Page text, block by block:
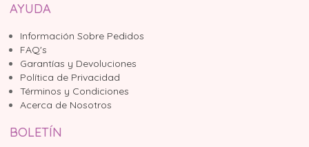
AYUDA
Información Sobre Pedidos
FAQ's
Garantías y Devoluciones
Política de Privacidad
Términos y Condiciones
Acerca de Nosotros
BOLETÍN